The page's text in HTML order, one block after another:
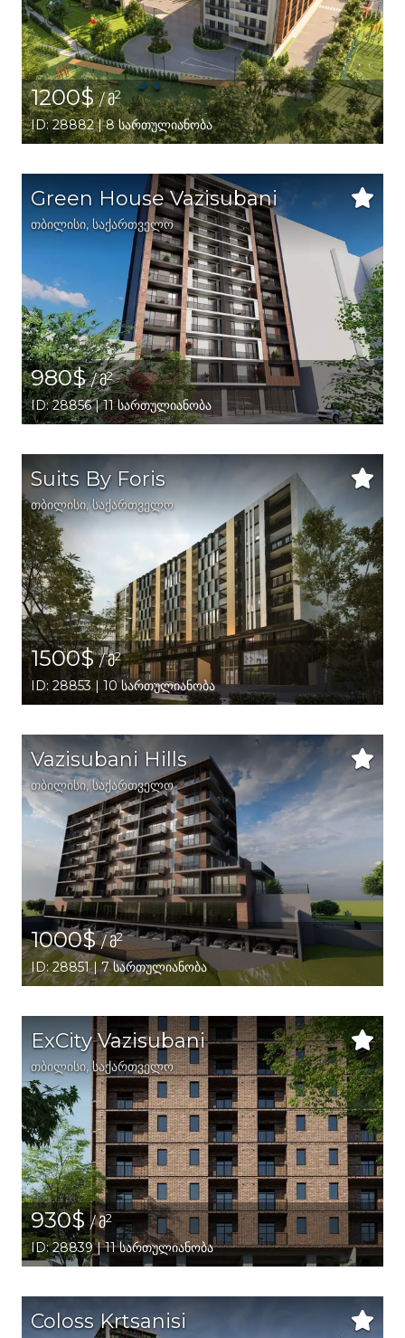
1200$/ მ2
ID: 28882 | 8 სართულიანობა
Green House Vazisubani
თბილისი, საქართველო
980$/ მ2
ID: 28856 | 11 სართულიანობა
Suits By Foris
თბილისი,საქართველო
1500$/ მ2
ID: 28853 | 10 სართულიანობა
Vazisubani Hills
თბილისი,საქართველო
1000$/ მ2
ID: 28851 | 7 სართულიანობა
ExCity Vazisubani
თბილისი,საქართველო
930$/ მ2
ID: 28839 | 11 სართულიანობა
Coloss Krtsanisi